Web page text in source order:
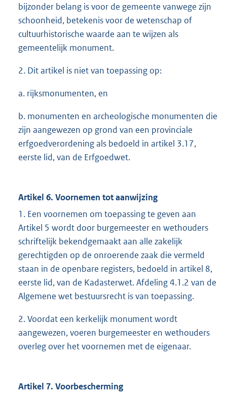
bijzonder belang is voor de gemeente vanwege zijn
schoonheid, betekenis voor de wetenschap of
cultuurhistorische waarde aan te wijzen als
gemeentelijk monument.
2. Dit artikel is niet van toepassing op:
a. rijksmonumenten, en
b. monumenten en archeologische monumenten die
zijn aangewezen op grond van een provinciale
erfgoedverordening als bedoeld in artikel 3.17,
eerste lid, van de Erfgoedwet.
Artikel 6. Voornemen tot aanwijzing
1. Een voornemen om toepassing te geven aan
Artikel 5 wordt door burgemeester en wethouders
schriftelijk bekendgemaakt aan alle zakelijk
gerechtigden op de onroerende zaak die vermeld
staan in de openbare registers, bedoeld in artikel 8,
eerste lid, van de Kadasterwet. Afdeling 4.1.2 van de
Algemene wet bestuursrecht is van toepassing.
2. Voordat een kerkelijk monument wordt
aangewezen, voeren burgemeester en wethouders
overleg over het voornemen met de eigenaar.
Artikel 7. Voorbescherming